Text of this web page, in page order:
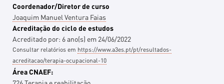
Coordenador/Diretor de curso
Joaquim Manuel Ventura Faias
Acreditação do ciclo de estudos
Acreditado por: 6ano(s) em 24/06/2022
Consultar relatórios em https://www.a3es.pt/pt/resultados-
acreditacao/terapia-ocupacional-10
Área CNAEF: